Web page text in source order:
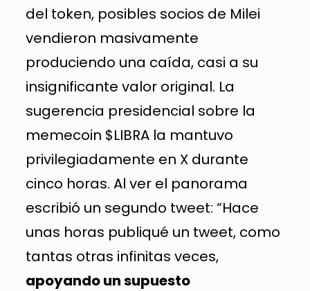
del token, posibles socios de Milei
vendieron masivamente
produciendo una caída, casi a su
insignificante valor original. La
sugerencia presidencial sobre la
memecoin $LIBRA la mantuvo
privilegiadamente en X durante
cinco horas. Al ver el panorama
escribió un segundo tweet: “Hace
unas horas publiqué un tweet, como
tantas otras infinitas veces,
apoyando un supuesto